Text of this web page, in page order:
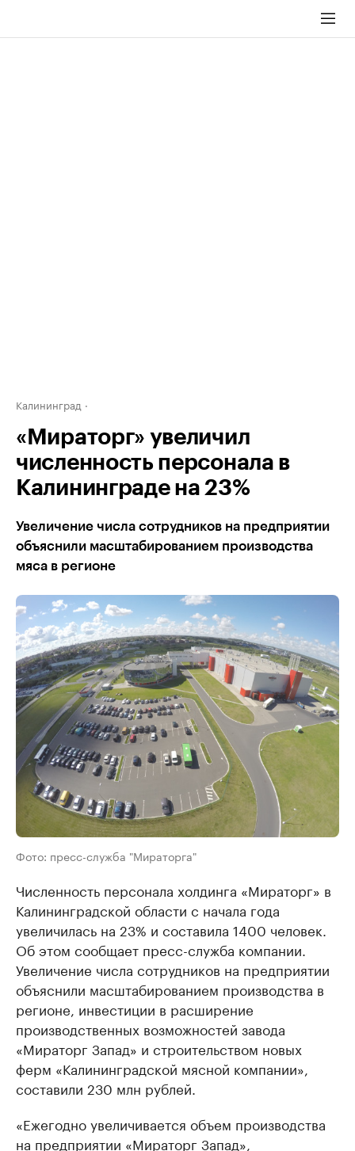
Калининград
«Мираторг» увеличил
численность персонала в
Калининграде на 23%
Увеличение числа сотрудников на предприятии
объяснили масштабированием производства
мяса в регионе
Фото: пресс-служба "Мираторга"
Численность персонала холдинга «Мираторг» в
Калининградской области с начала года
увеличилась на 23% и составила 1400 человек.
Об этом сообщает пресс-служба компании.
Увеличение числа сотрудников на предприятии
объяснили масштабированием производства в
регионе, инвестиции в расширение
производственных возможностей завода
«Мираторг Запад» и строительством новых
ферм «Калининградской мясной компании»,
составили 230 млн рублей.
«Ежегодно увеличивается объем производства
на предприятии «Мираторг Запад»,